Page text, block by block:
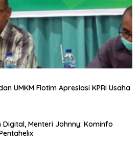
UMKM Flotim Apresiasi KPRI Usaha
Menteri Johnny: Kominfo